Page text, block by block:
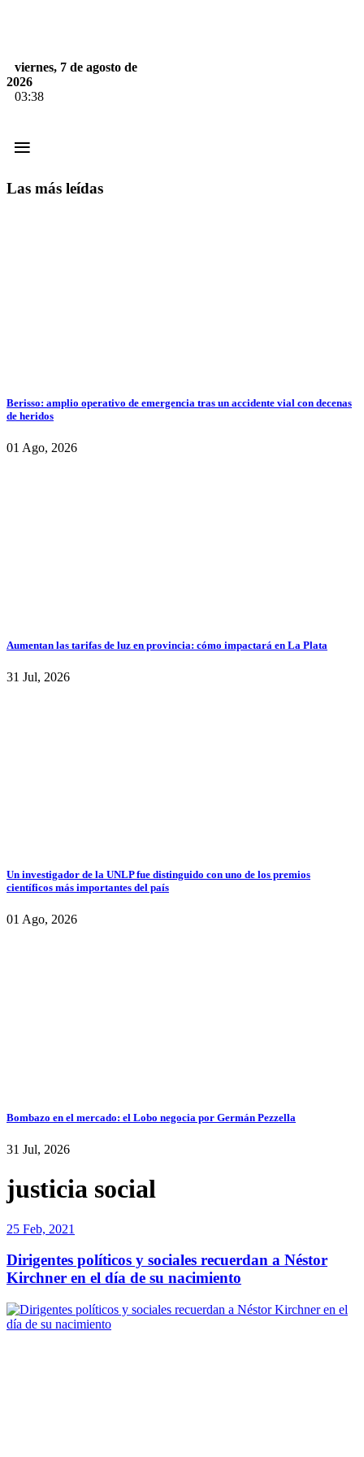
viernes, 7 de agosto de
2026
03:38
≡
Las más leídas
Berisso: amplio operativo de emergencia tras un accidente vial con decenas
de heridos
01 Ago, 2026
Aumentan las tarifas de luz en provincia: cómo impactará en La Plata
31 Jul, 2026
Un investigador de la UNLP fue distinguido con uno de los premios
científicos más importantes del país
01 Ago, 2026
Bombazo en el mercado: el Lobo negocia por Germán Pezzella
31 Jul, 2026
justicia social
25 Feb, 2021
Dirigentes políticos y sociales recuerdan a Néstor
Kirchner en el día de su nacimiento